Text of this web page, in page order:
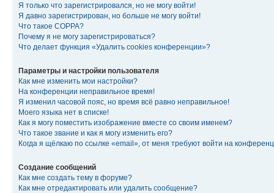
Я только что зарегистрировался, но не могу войти!
Я давно зарегистрирован, но больше не могу войти!
Что такое COPPA?
Почему я не могу зарегистрироваться?
Что делает функция «Удалить cookies конференции»?
Параметры и настройки пользователя
Как мне изменить мои настройки?
На конференции неправильное время!
Я изменил часовой пояс, но время всё равно неправильное!
Моего языка нет в списке!
Как я могу поместить изображение вместе со своим именем?
Что такое звание и как я могу изменить его?
Когда я щёлкаю по ссылке «email», от меня требуют войти на
Создание сообщений
Как мне создать тему в форуме?
Как мне отредактировать или удалить сообщение?